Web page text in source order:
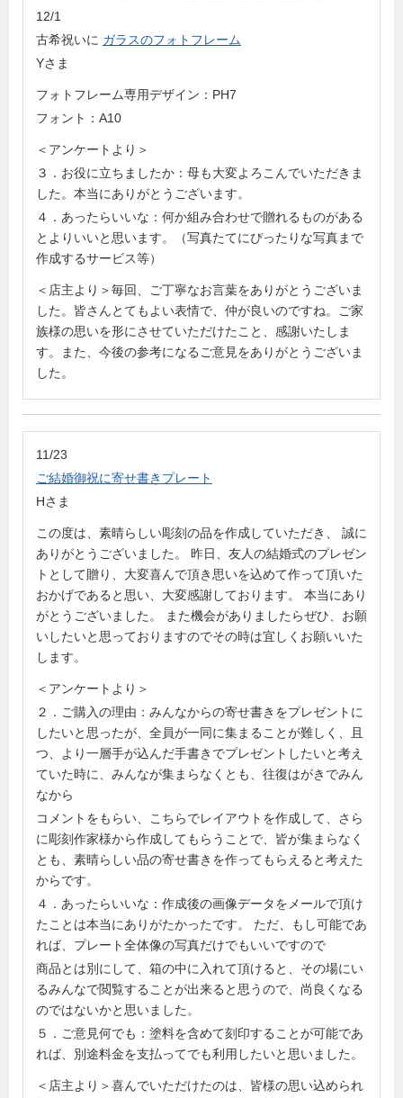
12/1
古希祝いに ガラスのフォトフレーム
Yさま
フォトフレーム専用デザイン：PH7
フォント：A10
＜アンケートより＞
３．お役に立ちましたか：母も大変よろこんでいただきま
した。本当にありがとうございます。
４．あったらいいな：何か組み合わせで贈れるものがある
とよりいいと思います。（写真たてにぴったりな写真まで
作成するサービス等）
＜店主より＞毎回、ご丁寧なお言葉をありがとうございま
した。皆さんとてもよい表情で、仲が良いのですね。ご家
族様の思いを形にさせていただけたこと、感謝いたしま
す。また、今後の参考になるご意見をありがとうございま
した。
11/23
ご結婚御祝に寄せ書きプレート
Hさま
この度は、素晴らしい彫刻の品を作成していただき、 誠に
ありがとうございました。 昨日、友人の結婚式のプレゼン
トとして贈り、大変喜んで頂き思いを込めて作って頂いた
おかげであると思い、大変感謝しております。 本当にあり
がとうございました。 また機会がありましたらぜひ、お願
いしたいと思っておりますのでその時は宜しくお願いいた
します。
＜アンケートより＞
２．ご購入の理由：みんなからの寄せ書きをプレゼントに
したいと思ったが、全員が一同に集まることが難しく、且
つ、より一層手が込んだ手書きでプレゼントしたいと考え
ていた時に、みんなが集まらなくとも、往復はがきでみん
なから
コメントをもらい、こちらでレイアウトを作成して、さら
に彫刻作家様から作成してもらうことで、皆が集まらなく
とも、素晴らしい品の寄せ書きを作ってもらえると考えた
からです。
４．あったらいいな：作成後の画像データをメールで頂け
たことは本当にありがたかったです。 ただ、もし可能であ
れば、プレート全体像の写真だけでもいいですので
商品とは別にして、箱の中に入れて頂けると、その場にい
るみんなで閲覧することが出来ると思うので、尚良くなる
のではないかと思いました。
５．ご意見何でも：塗料を含めて刻印することが可能であ
れば、別途料金を支払ってでも利用したいと思いました。
＜店主より＞喜んでいただけたのは、皆様の思い込められ